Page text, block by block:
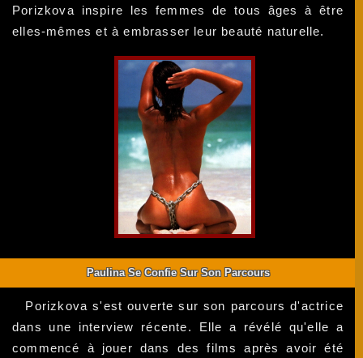
Porizkova inspire les femmes de tous âges à être
elles-mêmes et à embrasser leur beauté naturelle.
Paulina Se Confie Sur Son Parcours
Porizkova s'est ouverte sur son parcours d'actrice
dans une interview récente. Elle a révélé qu'elle a
commencé à jouer dans des films après avoir été